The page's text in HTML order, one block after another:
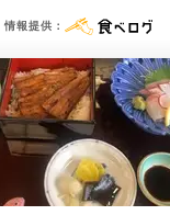
情報提供：